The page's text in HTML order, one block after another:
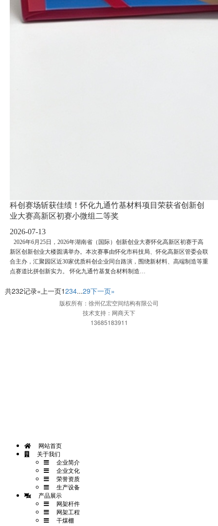
科创赛场斩获佳绩！怀化九通竹基材料项目荣获省创新创
业大赛高新区初赛小微组二等奖
2026-07-13
2026年6月25日，2026年湖南省（国际）创新创业大赛怀化高新区初赛于高
新区创新创业大楼圆满举办。本次赛事由怀化市科技局、怀化高新区管委会联
合主办，汇聚园区近30家优质科创企业同台路演，围绕新材料、高端制造等重
点赛道比拼创新实力。 怀化九通竹基复合材料制造…
共232记录«上一页1234...29下一页»
版权所有：徐州亿宏空间结构有限公司
技术支持：网商天下
13685183911
网站首页
关于我们
企业简介
企业文化
荣誉资质
生产设备
产品展示
网架杆件
网架工程
干煤棚